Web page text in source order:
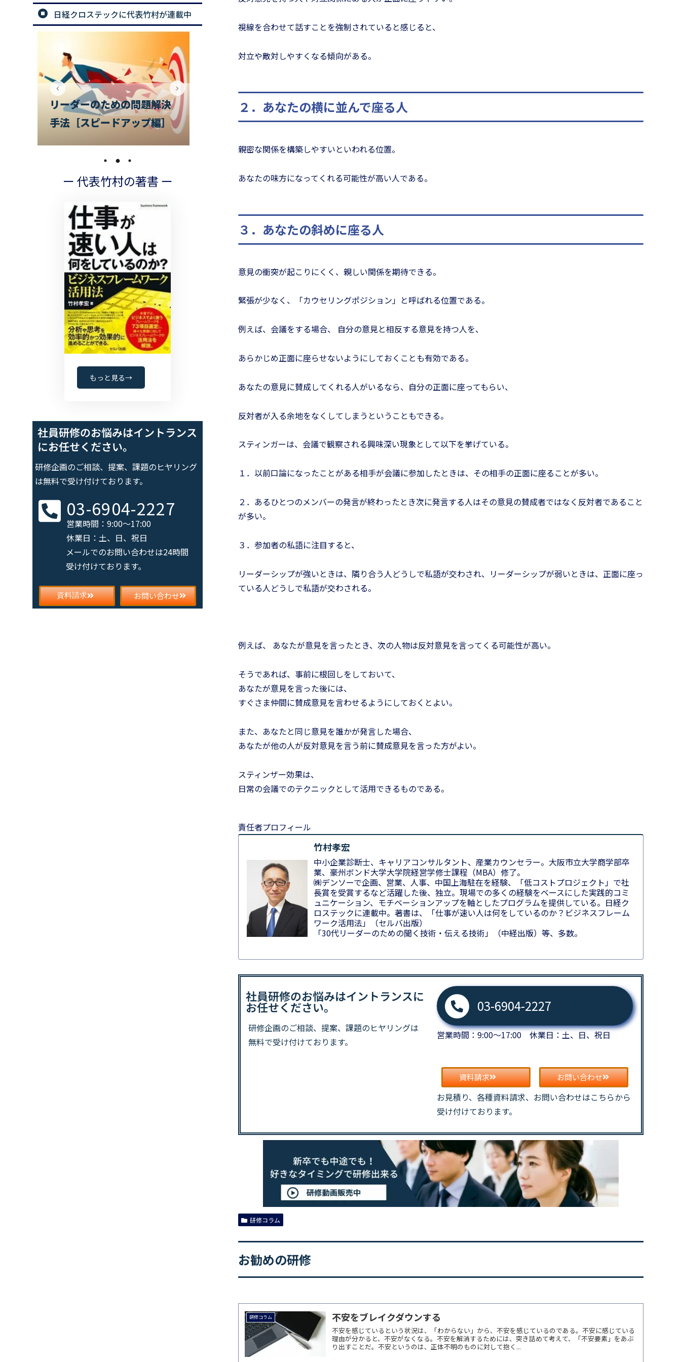
視線を合わせて話すことを強制されていると感じると、
対立や敵対しやすくなる傾向がある。
２．あなたの横に並んで座る人
親密な関係を構築しやすいといわれる位置。
あなたの味方になってくれる可能性が高い人である。
３．あなたの斜めに座る人
意見の衝突が起こりにくく、親しい関係を期待できる。
緊張が少なく、「カウセリングポジション」と呼ばれる位置である。
例えば、会議をする場合、 自分の意見と相反する意見を持つ人を、
あらかじめ正面に座らせないようにしておくことも有効である。
あなたの意見に賛成してくれる人がいるなら、自分の正面に座ってもらい、
反対者が入る余地をなくしてしまうということもできる。
スティンガーは、会議で観察される興味深い現象として以下を挙げている。
１．以前口論になったことがある相手が会議に参加したときは、その相手の正面に座ることが多い。
２．あるひとつのメンバーの発言が終わったとき次に発言する人はその意見の賛成者ではなく反対者であること
が多い。
３．参加者の私語に注目すると、
リーダーシップが強いときは、隣り合う人どうしで私語が交わされ、リーダーシップが弱いときは、正面に座っ
ている人どうしで私語が交わされる。
例えば、 あなたが意見を言ったとき、次の人物は反対意見を言ってくる可能性が高い。
そうであれば、事前に根回しをしておいて、
あなたが意見を言った後には、
すぐさま仲間に賛成意見を言わせるようにしておくとよい。
また、あなたと同じ意見を誰かが発言した場合、
あなたが他の人が反対意見を言う前に賛成意見を言った方がよい。
スティンザー効果は、
日常の会議でのテクニックとして活用できるものである。
責任者プロフィール
竹村孝宏
中小企業診断士、キャリアコンサルタント、産業カウンセラー。大阪市立大学商学部卒
業、豪州ボンド大学大学院経営学修士課程（MBA）修了。
㈱デンソーで企画、営業、人事、中国上海駐在を経験、「低コストプロジェクト」で社
長賞を受賞するなど活躍した後、独立。現場での多くの経験をベースにした実践的コミ
ュニケーション、モチベーションアップを軸としたプログラムを提供している。日経ク
ロステックに連載中。著書は、「仕事が速い人は何をしているのか？ビジネスフレーム
ワーク活用法」（セルバ出版）
「30代リーダーのための聞く技術・伝える技術」（中経出版）等、多数。
社員研修のお悩みはイントランスに
お任せください。
研修企画のご相談、提案、課題のヒヤリングは
無料で受け付けております。
03-6904-2227
営業時間：9:00～17:00 休業日：土、日、祝日
資料請求 お問い合わせ
お見積り、各種資料請求、お問い合わせはこちらから
受け付けております。
研修コラム
お勧めの研修
研修コラム 不安をブレイクダウンする
不安を感じているという状況は、「わからない」から、不安を感じているのである。不安に感じている
理由が分かると、不安がなくなる。不安を解消するためには、突き詰めて考えて、「不安要素」をあぶ
り出すことだ。不安というのは、正体不明のものに対して抱く...
日経クロステックに代表竹村が連載中
チームのお悩み相談室
できるリーダーになるため
の「仕事の道具箱」
リーダーのための問題解決
手法［スピードアップ編］
チームのお悩み相談室
ー 代表竹村の著書 ー
もっと見る→
社員研修のお悩みはイントランス
にお任せください。
研修企画のご相談、提案、課題のヒヤリング
は無料で受け付けております。
03-6904-2227
営業時間：9:00～17:00
休業日：土、日、祝日
メールでのお問い合わせは24時間
受け付けております。
資料請求 お問い合わせ